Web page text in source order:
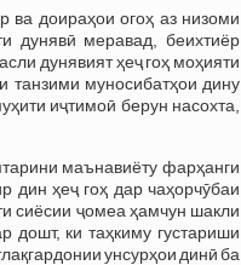
ва доираҳои огоҳ аз низоми
дунявӣ меравад, беихтиёр
дунявият ҳеҷ гоҳ моҳияти
танзими муносибатҳои дину
иҷтимоӣ берун насохта,
маънавиёту фарҳанги
ҳеҷ гоҳ дар чаҳорчӯбаи
сиёсии ҷомеа ҳамчун шакли
дошт, ки таҳкиму густариши
унсурҳои динӣ ба